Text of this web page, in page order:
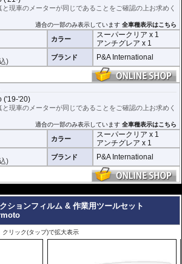
スーパークリア :耐摩耗性が非常に高く、
透明性の高いフィルム。貼り付けてしまう
とメーターになじみ、フィルムの存在がほ
とんどわからなくなります。
アンチグレア :
マット仕上げが施され、太
陽光などによる反射を軽減。視認性の低下
を防ぎ、メーターを読み取りやすくしま
す。もちろん傷に対しても有効です。
除去する粘着シート、気泡の混入を防ぎ、きれいに
になっています。
気泡なら数時間から２日ほどで自然に気泡が消える
容易になりました。
し、メーターを痛めることがありません。フィルム
になります。
現車のメーターが同じであることをご確認の上お求めく
適合の一部のみ表示しています全車種表示はこちら
カラー
スーパークリア x 1
アンチグレア x 1
) ブランド P&A International
('19-'20)
現車のメーターが同じであることをご確認の上お求めく
適合の一部のみ表示しています全車種表示はこちら
カラー
スーパークリア x 1
アンチグレア x 1
) ブランド P&A International
ションフィルム & 作業用ツールセット
クリック(タップ)で拡大表示